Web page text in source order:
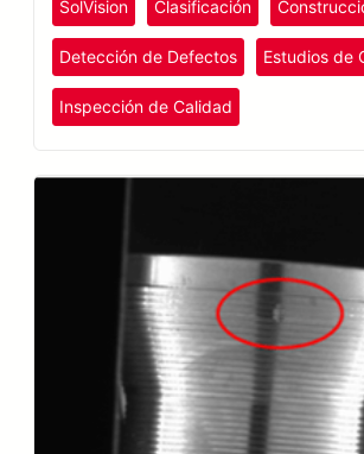
placas de yeso.
SolVision Clasificación
Detección de Defectos Estudios de
Inspección de Calidad